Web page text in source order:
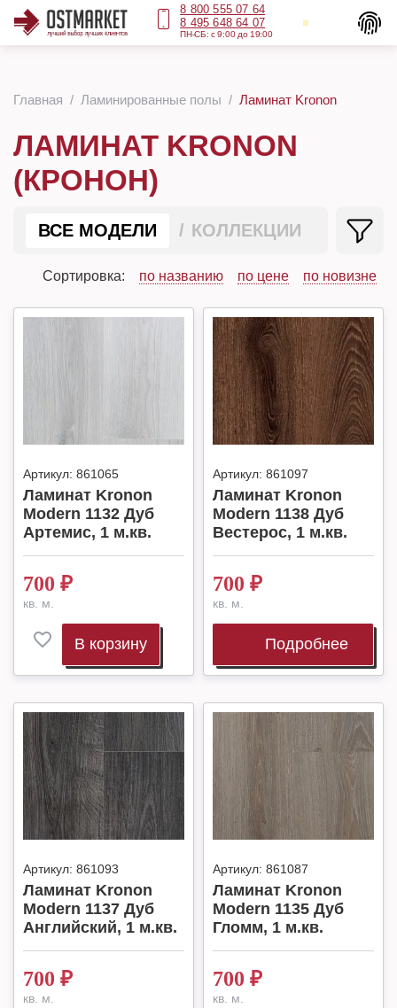
8 800 555 07 64
8 495 648 64 07
ПН-СБ: с 9:00 до 19:00
Главная Ламинированные полы Ламинат Kronon
ЛАМИНАТ KRONON
(КРОНОН)
ВСЕ МОДЕЛИ КОЛЛЕКЦИИ
Сортировка: по названию по цене по новизне
Артикул: 861065
Ламинат Kronon
Modern 1132 Дуб
Артемис, 1 м.кв.
700 ₽
кв. м.
В корзину
Артикул: 861097
Ламинат Kronon
Modern 1138 Дуб
Вестерос, 1 м.кв.
700 ₽
кв. м.
Подробнее
Артикул: 861093
Ламинат Kronon
Modern 1137 Дуб
Английский, 1 м.кв.
700 ₽
кв. м.
Артикул: 861087
Ламинат Kronon
Modern 1135 Дуб
Гломм, 1 м.кв.
700 ₽
кв. м.